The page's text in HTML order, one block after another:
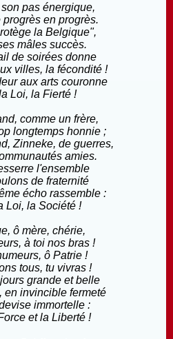
pas énergique,
progrès en progrès.
la Belgique",
mâles succès.
de soirées donne
villes, la fécondité !
aux arts couronne
Loi, la Fierté !
comme un frère,
longtemps honnie ;
Zinneke, de guerres,
amies.
l'ensemble
de fraternité
écho rassemble :
Loi, la Société !
ô mère, chérie,
à toi nos bras !
ô Patrie !
tous, tu vivras !
grande et belle
en invincible fermeté
immortelle :
et la Liberté !